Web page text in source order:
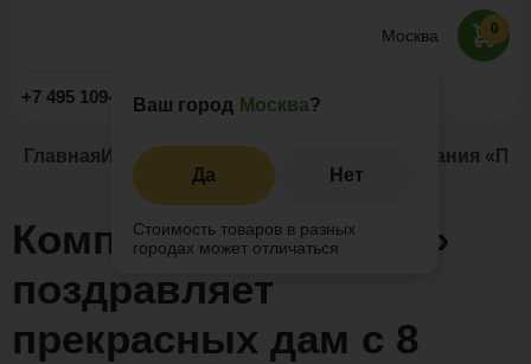
Москва
Ваш город Москва?
Да Нет
Стоимость товаров в разных
городах может отличаться
+7 495 109-52-09 Заказать звонок
0
Главная Информация Новости и акции Компания
Компания «Поливуд»
поздравляет
прекрасных дам с 8